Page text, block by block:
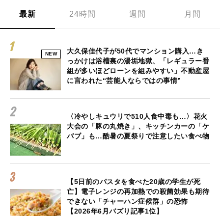
最新 24時間 週間 月間
NEW
大久保佳代子が50代でマンション購入…き
っかけは浴槽裏の湯垢地獄、「レギュラー番
組が多いほどローンを組みやすい」不動産屋
に言われた“芸能人ならではの事情”
〈冷やしキュウリで510人食中毒も…〉花火
大会の「豚の丸焼き」、キッチンカーの「ケ
バブ」も…酷暑の夏祭りで注意したい食べ物
【5日前のパスタを食べた20歳の学生が死
亡】電子レンジの再加熱での殺菌効果も期待
できない「チャーハン症候群」の恐怖
【2026年6月バズり記事1位】